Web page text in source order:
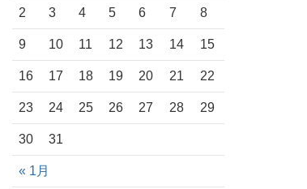
« 1月
2 3 4 5 6 7 8
9 10 11 12 13 14 15
16 17 18 19 20 21 22
23 24 25 26 27 28 29
30 31